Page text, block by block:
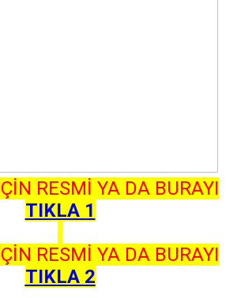
RESMİ YA DA BURAYI
TIKLA 1
RESMİ YA DA BURAYI
TIKLA 2